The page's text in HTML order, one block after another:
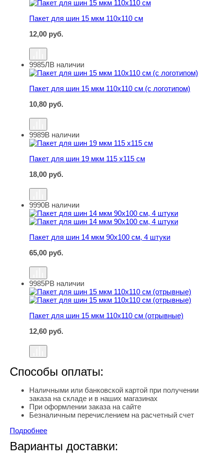
Пакет для шин 15 мкм 110х110 см
Пакет для шин 15 мкм 110х110 см
12,00 руб.
Пакет для шин 15 мкм 110х110 см (с логотипом)
9985ЛВ наличии
Пакет для шин 15 мкм 110х110 см (с логотипом)
10,80 руб.
Пакет для шин 19 мкм 115 х115 см
9989В наличии
Пакет для шин 19 мкм 115 х115 см
18,00 руб.
Пакет для шин 14 мкм 90х100 см, 4 штуки
9990В наличии
Пакет для шин 14 мкм 90х100 см, 4 штуки
65,00 руб.
Пакет для шин 15 мкм 110х110 см (отрывные)
9985РВ наличии
Пакет для шин 15 мкм 110х110 см (отрывные)
12,60 руб.
Способы оплаты:
Наличными или банковской картой при получении
заказа на складе и в наших магазинах
При оформлении заказа на сайте
Безналичным перечислением на расчетный счет
Подробнее
Варианты доставки: